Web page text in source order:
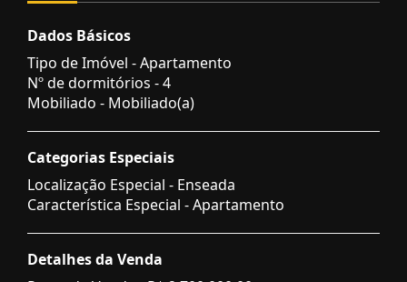
Dados Básicos
Tipo de Imóvel - Apartamento
Nº de dormitórios - 4
Mobiliado - Mobiliado(a)
Categorias Especiais
Localização Especial - Enseada
Característica Especial - Apartamento
Detalhes da Venda